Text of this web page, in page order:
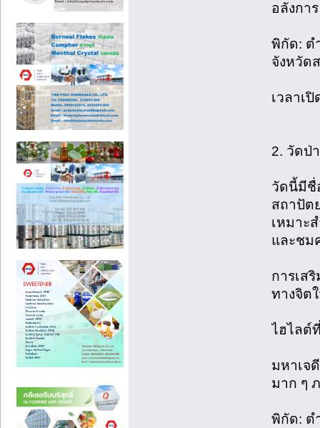
อลังการ
พิกัด: ต
จังหวัด
เวลาเ
2. วัดป่
วัดนี้มีชื่
สถาปัต
เหมาะ
และชม
การเส
ทางจิต
ไฮไลต์
มหาเจ
มาก ๆ
พิกัด: ต